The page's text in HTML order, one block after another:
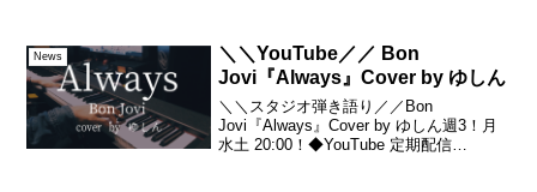
News
＼＼YouTube／／ Bon
Jovi『Always』Cover by ゆしん
＼＼スタジオ弾き語り／／Bon
Jovi『Always』Cover by ゆしん週3！月
水土 20:00！◆YouTube 定期配信